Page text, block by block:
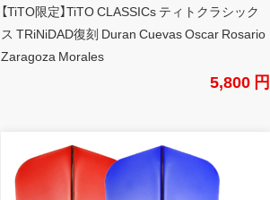
【TiTO限定】TiTO CLASSICs ティトクラシック
ス TRiNiDAD復刻 Duran Cuevas Oscar Rosario
Zaragoza Morales
5,800 円